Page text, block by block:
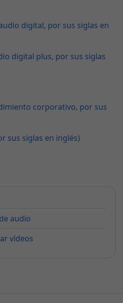
digital, por sus siglas en
digital plus, por sus siglas
corporativo, por sus
sus siglas en inglés)
audio
vídeos